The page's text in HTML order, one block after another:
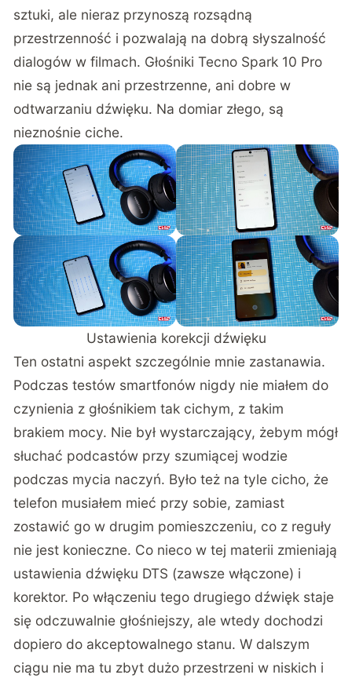
sztuki, ale nieraz przynoszą rozsądną
przestrzenność i pozwalają na dobrą słyszalność
dialogów w filmach. Głośniki Tecno Spark 10 Pro
nie są jednak ani przestrzenne, ani dobre w
odtwarzaniu dźwięku. Na domiar złego, są
nieznośnie ciche.
Ustawienia korekcji dźwięku
Ten ostatni aspekt szczególnie mnie zastanawia.
Podczastestów smartfonów nigdy nie miałem do
czynienia z głośnikiem tak cichym, z takim
brakiem mocy. Nie był wystarczający, żebym mógł
słuchać podcastów przy szumiącej wodzie
podczas mycia naczyń. Było też na tyle cicho, że
telefon musiałem mieć przy sobie, zamiast
zostawić go w drugim pomieszczeniu, co z reguły
nie jest konieczne. Co nieco w tej materii zmieniają
ustawienia dźwięku DTS (zawsze włączone) i
korektor. Po włączeniu tego drugiego dźwięk staje
się odczuwalnie głośniejszy, ale wtedy dochodzi
dopiero do akceptowalnego stanu. W dalszym
ciągu nie ma tu zbyt dużo przestrzeni w niskich i